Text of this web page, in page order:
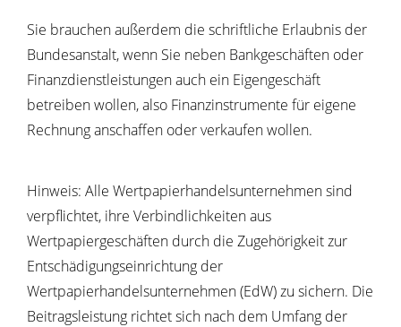
Sie brauchen außerdem die schriftliche Erlaubnis der
Bundesanstalt, wenn Sie neben Bankgeschäften oder
Finanzdienstleistungen auch ein Eigengeschäft
betreiben wollen, also Finanzinstrumente für eigene
Rechnung anschaffen oder verkaufen wollen.
Hinweis: Alle Wertpapierhandelsunternehmen sind
verpflichtet, ihre Verbindlichkeiten aus
Wertpapiergeschäften durch die Zugehörigkeit zur
Entschädigungseinrichtung der
Wertpapierhandelsunternehmen (EdW) zu sichern. Die
Beitragsleistung richtet sich nach dem Umfang der